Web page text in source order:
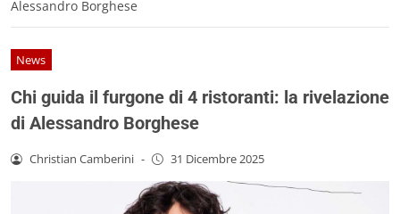
Alessandro Borghese
News
Chi guida il furgone di 4 ristoranti: la rivelazione
di Alessandro Borghese
Christian Camberini - 31 Dicembre 2025